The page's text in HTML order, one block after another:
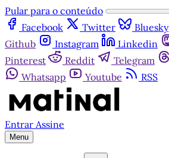
Pular para o conteúdo
Facebook
Twitter Bluesky
Github
Instagram Linkedin
Pinterest
Reddit Telegram
Whatsapp
Youtube RSS
Entrar Assine
Menu